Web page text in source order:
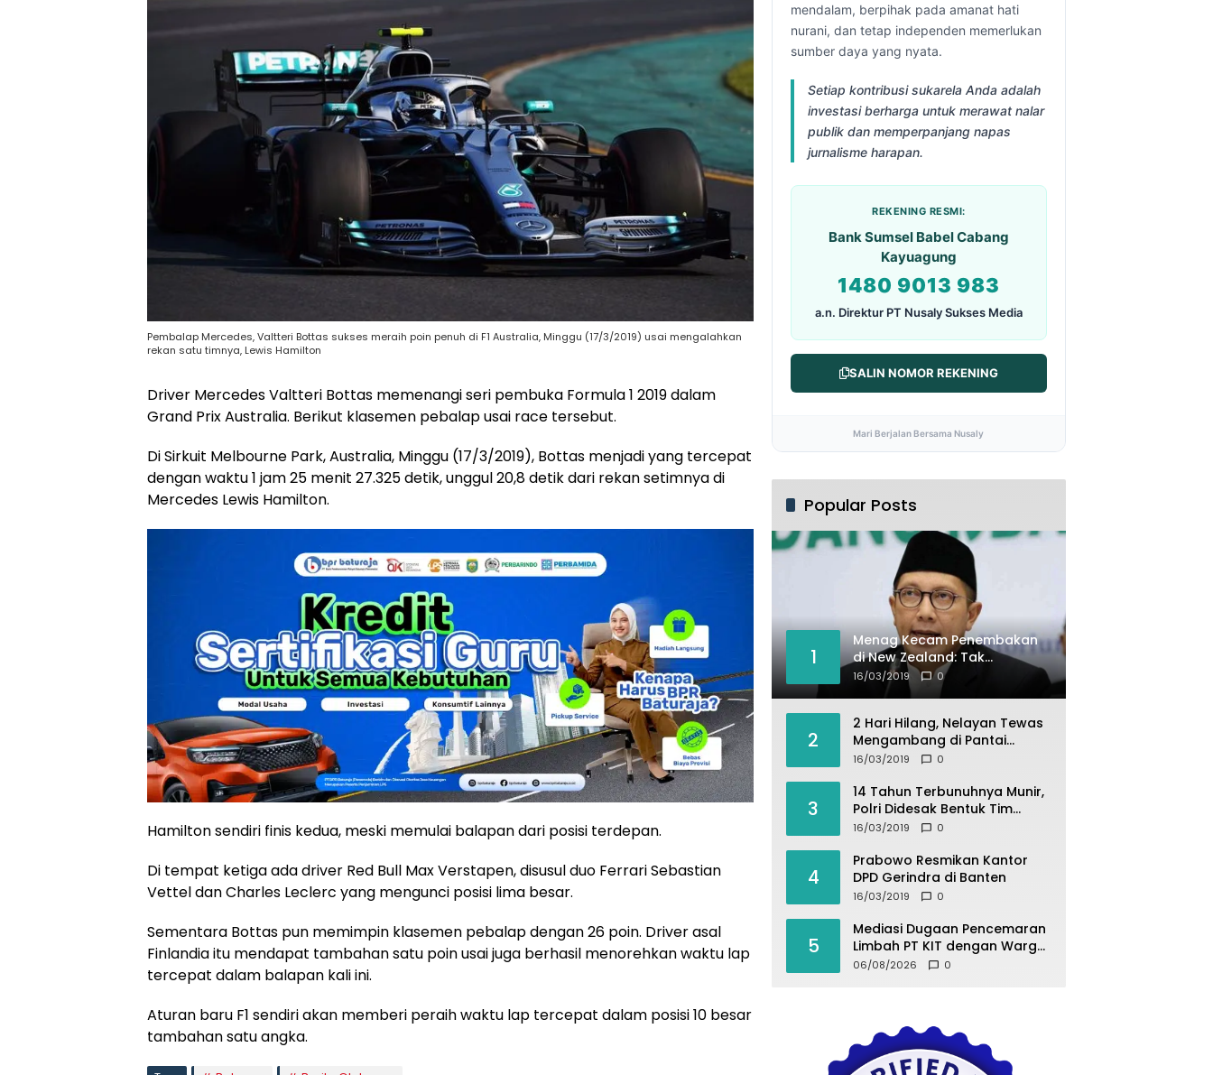
Pembalap Mercedes, Valtteri Bottas sukses meraih poin penuh di F1 Australia, Minggu (17/3/2019) usai mengalahkan
rekan satu timnya, Lewis Hamilton
Driver Mercedes Valtteri Bottas memenangi seri pembuka Formula 1 2019 dalam
Grand Prix Australia. Berikut klasemen pebalap usai race tersebut.
Di Sirkuit Melbourne Park, Australia, Minggu (17/3/2019), Bottas menjadi yang tercepat
dengan waktu 1 jam 25 menit 27.325 detik, unggul 20,8 detik dari rekan setimnya di
Mercedes Lewis Hamilton.
Hamilton sendiri finis kedua, meski memulai balapan dari posisi terdepan.
Di tempat ketiga ada driver Red Bull Max Verstapen, disusul duo Ferrari Sebastian
Vettel dan Charles Leclerc yang mengunci posisi lima besar.
Sementara Bottas pun memimpin klasemen pebalap dengan 26 poin. Driver asal
Finlandia itu mendapat tambahan satu poin usai juga berhasil menorehkan waktu lap
tercepat dalam balapan kali ini.
Aturan baru F1 sendiri akan memberi peraih waktu lap tercepat dalam posisi 10 besar
tambahan satu angka.
mendalam, berpihak pada amanat hati
nurani, dan tetap independen memerlukan
sumber daya yang nyata.
Setiap kontribusi sukarela Anda adalah
investasi berharga untuk merawat nalar
publik dan memperpanjang napas
jurnalisme harapan.
REKENING RESMI:
Bank Sumsel Babel Cabang
Kayuagung
1480 9013 983
a.n. Direktur PT Nusaly Sukses Media
SALIN NOMOR REKENING
Mari Berjalan Bersama Nusaly
Popular Posts
1
Menag Kecam Penembakan
di New Zealand: Tak
Berperikemanusiaan!
16/03/2019 0
2
2 Hari Hilang, Nelayan Tewas
Mengambang di Pantai
Cipalawah Garut
16/03/2019 0
3
14 Tahun Terbunuhnya Munir,
Polri Didesak Bentuk Tim
Khusus
16/03/2019 0
4
Prabowo Resmikan Kantor
DPD Gerindra di Banten
16/03/2019 0
5
Mediasi Dugaan Pencemaran
Limbah PT KIT dengan Warga
Desa Kurup Berujung Buntu
06/08/2026 0